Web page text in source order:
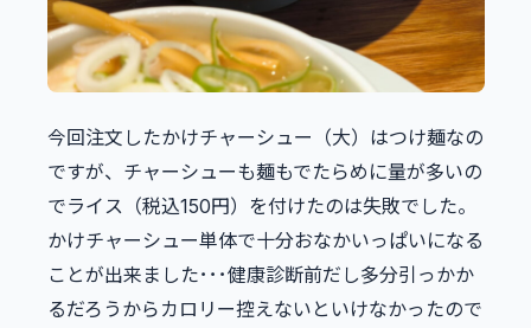
今回注文したかけチャーシュー（大）はつけ麺なの
ですが、チャーシューも麺もでたらめに量が多いの
でライス（税込150円）を付けたのは失敗でした。
かけチャーシュー単体で十分おなかいっぱいになる
ことが出来ました･･･健康診断前だし多分引っかか
るだろうからカロリー控えないといけなかったので